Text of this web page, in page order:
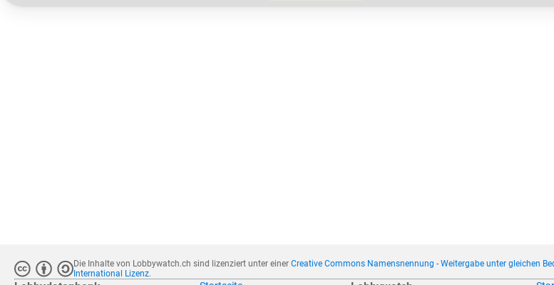
Die Inhalte von Lobbywatch.ch sind lizenziert unter einerCreative Commons Namensnennung - Weitergabe unter gleichen
International Lizenz.